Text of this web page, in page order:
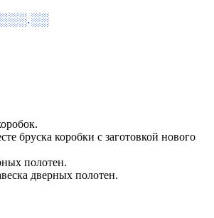
бруска коробки с заготовкой нового
полотен.
дверных полотен.